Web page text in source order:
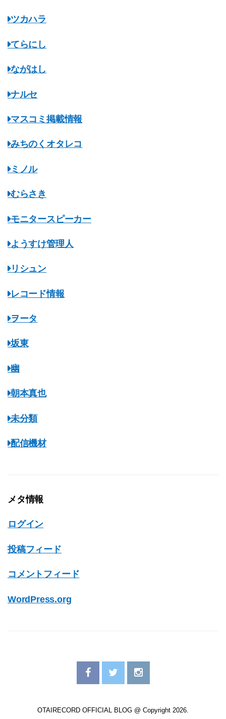
ツカハラ
てらにし
ながはし
ナルセ
マスコミ掲載情報
みちのくオタレコ
ミノル
むらさき
モニタースピーカー
ようすけ管理人
リシュン
レコード情報
ヲータ
坂東
幽
朝本真也
未分類
配信機材
メタ情報
ログイン
投稿フィード
コメントフィード
WordPress.org
OTAIRECORD OFFICIAL BLOG @ Copyright 2026.